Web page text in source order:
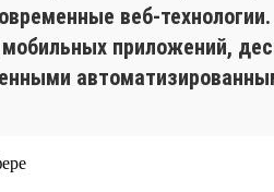
веб-
приложений,